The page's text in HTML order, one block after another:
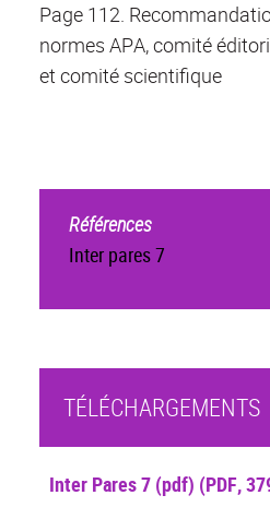
Page 112.
normes APA, comité
et comité scientifique
Références
Inter pares 7
TÉLÉCHARGEMENTS
Inter Pares 7 (pdf) (PDF,